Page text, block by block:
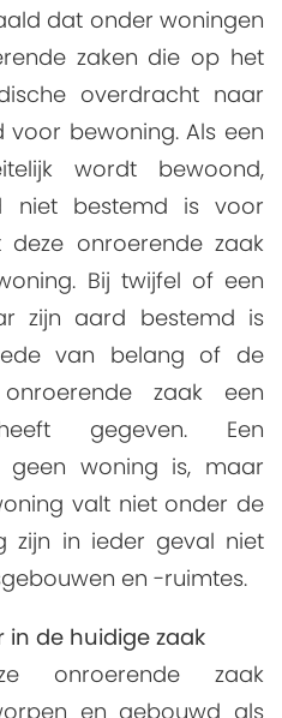
dat onder woningen
zaken die op het
overdracht naar
bewoning. Als een
wordt bewoond,
niet bestemd is voor
onroerende zaak
Bij twijfel of een
zijn aard bestemd is
van belang of de
zaak een
gegeven. Een
geen woning is, maar
valt niet onder de
zijn in ieder geval niet
en -ruimtes.
de huidige zaak
onroerende zaak
en gebouwd als